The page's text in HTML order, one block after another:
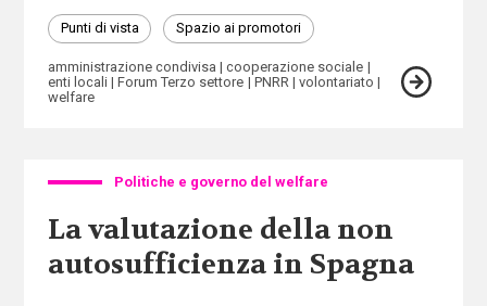
Punti di vista Spazio ai promotori
amministrazione condivisa
cooperazione sociale
enti locali
Forum Terzo settore PNRR
volontariato
welfare
Politiche e governo del welfare
La valutazione della non
autosufficienza in Spagna